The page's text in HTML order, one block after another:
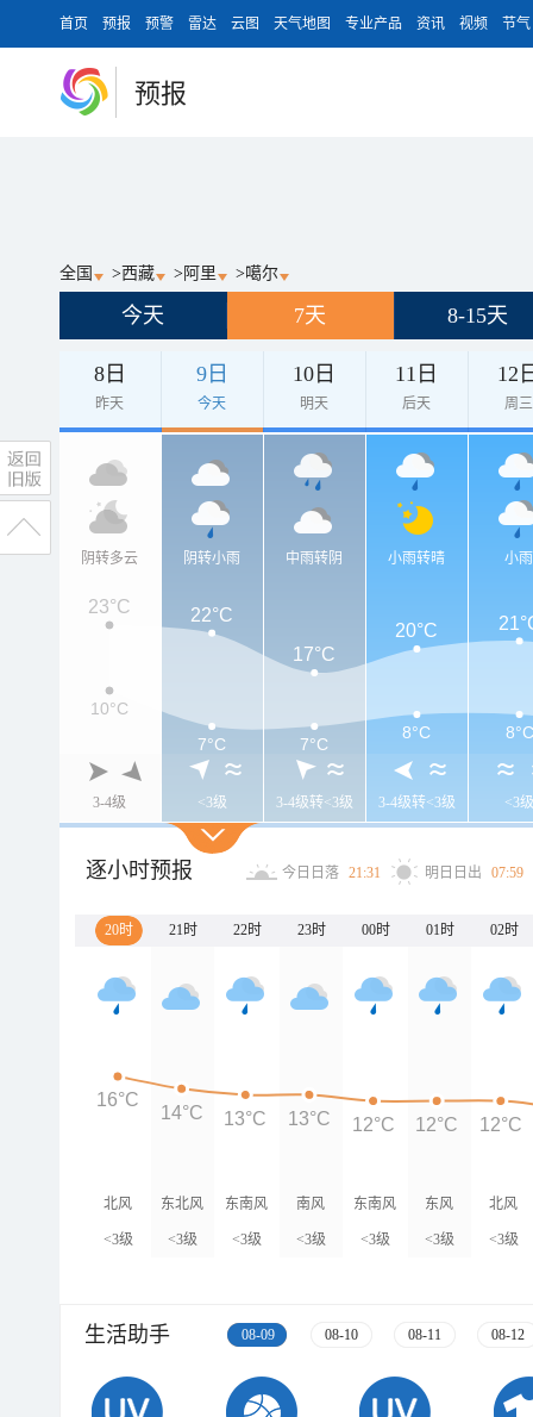
首页 预报 预警 雷达 云图 天气地图 专业产品 资讯 视频 节气
预报
全国 >西藏 > 阿里 >噶尔
今天 7天 8-15天
8日
昨天
9日
今天
10日
明天
11日
后天
12
周三
阴转多云
3-4级
阴转小雨
<3级
中雨转阴
3-4级转<3级
小雨转晴
3-4级转<3级
小雨
<3级
23°C 22°C
17°C
20°C
10°C
7°C
7°C
8°C 8°C
逐小时预报 今日日落 21:31 明日日出 07:59
20时 21时 22时 23时 00时 01时 02时
北风
<3级
东北风
<3级
东南风
<3级
南风
<3级
东南风
<3级
东风
<3级
北风
<3级
16°C
14°C 13°C 13°C 12°C 12°C 12°C
生活助手 08-09 08-10 08-11 08-12